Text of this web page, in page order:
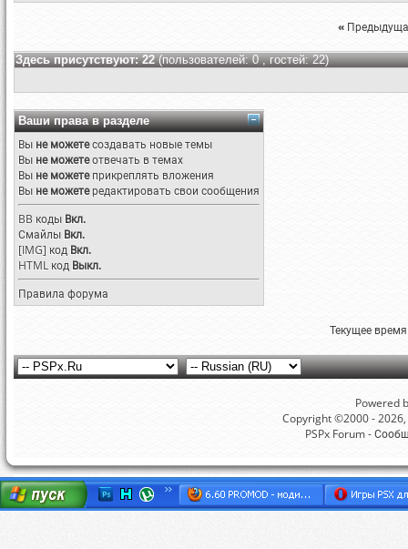
«
Здесь присутствуют: 22(пользователей: 0 , гостей: 22)
Ваши права в разделе
Вы не можетесоздавать новые темы
Вы не можетеотвечать в темах
Вы не можетеприкреплять вложения
Вы не можетередактировать свои сообщения
BB коды Вкл.
Смайлы Вкл.
[IMG] код Вкл.
HTML код Выкл.
Правила форума
Текущее
Powered
Copyright ©2000 -
PSPx Forum -